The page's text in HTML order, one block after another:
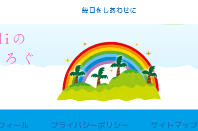
毎日をしあわせに
ィール プライバシーポリシー サイトマップ